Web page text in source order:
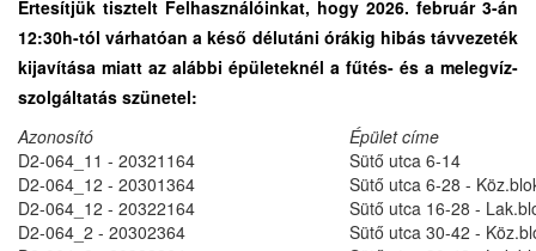
Értesítjük tisztelt Felhasználóinkat, hogy 2026. február 3-án
12:30h-tól várhatóan a késő délutáni órákig hibás távvezeték
kijavítása miatt az alábbi épületeknél a fűtés- és a melegvíz-
szolgáltatás szünetel:
Azonosító
Épület címe
D2-064_11 - 20321164
Sütő utca 6-14
D2-064_12 - 20301364
Sütő utca 6-28 -
D2-064_12 - 20322164
Sütő utca 16-28 -
D2-064_2 - 20302364
Sütő utca 30-42 -